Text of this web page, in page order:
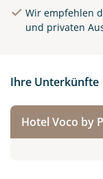
Wir empfehlen
und privaten
Ihre Unterkünfte
Hotel Voco by